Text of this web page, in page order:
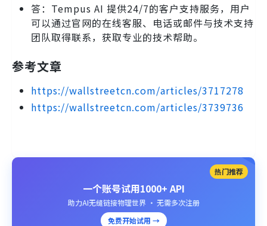
答：Tempus AI 提供24/7的客户支持服务，用户
可以通过官网的在线客服、电话或邮件与技术支持
团队取得联系，获取专业的技术帮助。
参考文章
https://wallstreetcn.com/articles/3717278
https://wallstreetcn.com/articles/3739736
热门推荐
一个账号试用1000+ API
助力AI无缝链接物理世界 · 无需多次注册
免费开始试用 →